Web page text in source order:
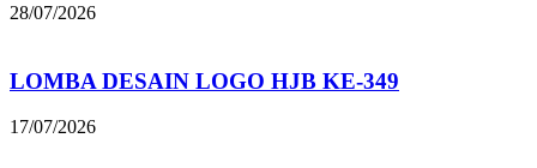
28/07/2026
LOMBA DESAIN LOGO HJB KE-349
17/07/2026